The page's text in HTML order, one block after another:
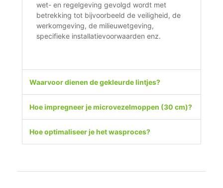
wet- en regelgeving gevolgd wordt met
betrekking tot bijvoorbeeld de veiligheid, de
werkomgeving, de milieuwetgeving,
specifieke installatievoorwaarden enz.
Waarvoor dienen de gekleurde lintjes?
Hoe impregneer je microvezelmoppen (30 cm)?
Hoe optimaliseer je het wasproces?